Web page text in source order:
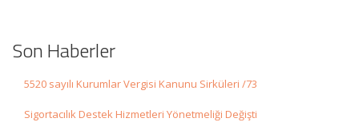
Son Haberler
5520 sayılı Kurumlar Vergisi Kanunu Sirküleri /73
Sigortacılık Destek Hizmetleri Yönetmeliği Değişti